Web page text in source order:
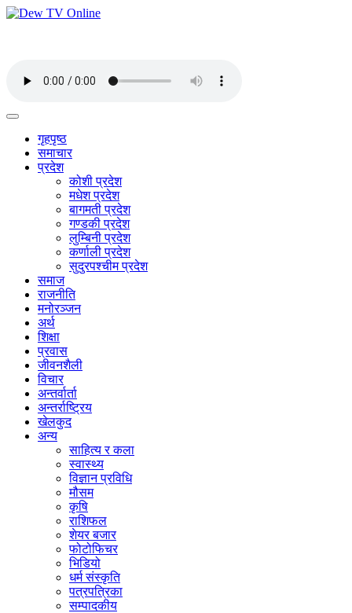
गृहपृष्ठ
समाचार
प्रदेश
कोशी प्रदेश
मधेश प्रदेश
बागमती प्रदेश
गण्डकी प्रदेश
लुम्बिनी प्रदेश
कर्णाली प्रदेश
सुदुरपश्चीम प्रदेश
समाज
राजनीति
मनोरञ्जन
अर्थ
शिक्षा
प्रवास
जीवनशैली
विचार
अन्तर्वार्ता
अन्तर्राष्ट्रिय
खेलकुद
अन्य
साहित्य र कला
स्वास्थ्य
विज्ञान प्रविधि
मौसम
कृषि
राशिफल
शेयर बजार
फोटोफिचर
भिडियो
धर्म संस्कृति
पत्रपत्रिका
सम्पादकीय